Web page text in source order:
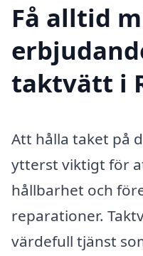
Få alltid
taktvätt i
Att hålla taket på
ytterst viktigt för
hållbarhet och
reparationer.
värdefull tjänst